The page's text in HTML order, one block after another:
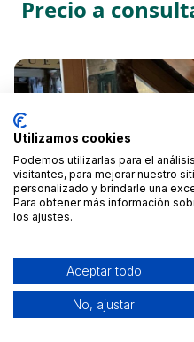
Precio a
Servicios Profesionales
Utilizamos cookies
Podemos utilizarlas para el
visitantes, para mejorar nuestro
personalizado y brindarle una
Para obtener más información
los ajustes.
Aceptar todo
No, ajustar